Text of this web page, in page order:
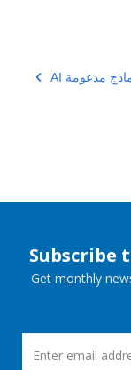
Subscribe
Get monthly